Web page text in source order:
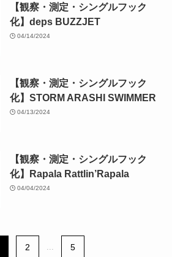
【観察・測定・シングルフック
化】deps BUZZJET
04/14/2024
【観察・測定・シングルフック
化】STORM ARASHI SWIMMER
04/13/2024
【観察・測定・シングルフック
化】Rapala Rattlin’Rapala
04/04/2024
2 5